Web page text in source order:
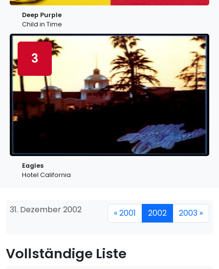
Deep Purple
Child in Time
3
Eagles
Hotel California
31. Dezember 2002 « 2001 2002 2003 »
Vollständige Liste